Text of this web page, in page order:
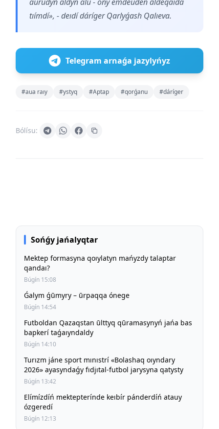
tıímdí», - deıdí dáríger Qarlyǵash Qalıeva.
Telegram arnaǵa jazylyńyz
#aua raıy #ystyq #Aptap #qorǵanu #dáríger
Bólísu:
Sońǵy jańalyqtar
Mektep formasyna qoıylatyn mańyzdy talaptar
qandaı?
Búgín 15:08
Ǵalym ǵūmyry – ūrpaqqa ónege
Búgín 14:54
Futboldan Qazaqstan ūlttyq qūramasynyń jańa bas
bapkerí taǵaıyndaldy
Búgín 14:10
Turızm jáne sport mınıstrí «Bolashaq oıyndary
2026» ayasyndaǵy fıdjıtal-futbol jarysyna qatysty
Búgín 13:42
Elímízdíń mektepterínde keıbír pánderdíń atauy
ózgeredí
Búgín 12:13